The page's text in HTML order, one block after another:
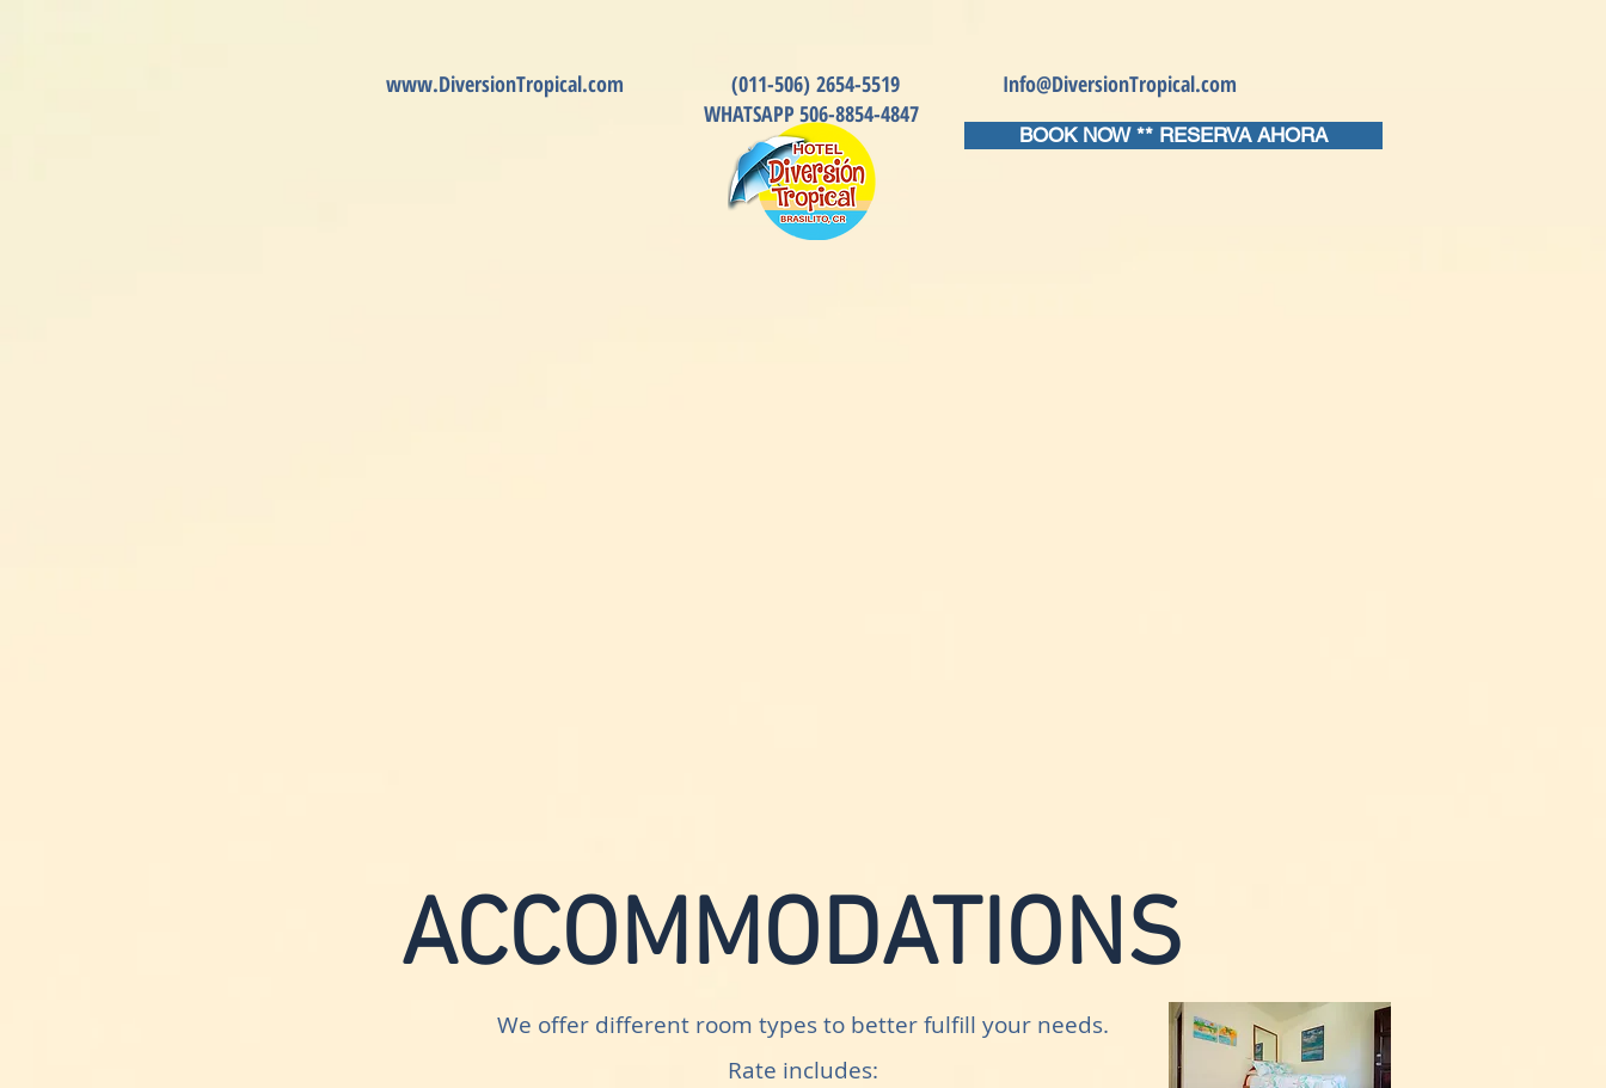
www.DiversionTropical.com (011-506) 2654-5519 Info@DiversionTropical.com
WHATSAPP 506-8854-4847
BOOK NOW ** RESERVA AHORA
ACCOMMODATIONS
We offer different room types to better fulfill your needs.
Rate includes: